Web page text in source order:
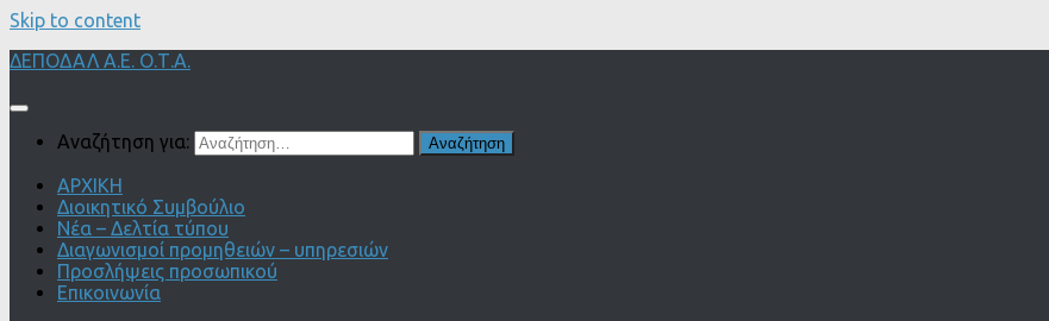
Skip to content
ΔΕΠΟΔΑΛ Α.Ε. Ο.Τ.Α.
Αναζήτηση για:
ΑΡΧΙΚΗ
Διοικητικό Συμβούλιο
Νέα – Δελτία τύπου
Διαγωνισμοί προμηθειών – υπηρεσιών
Προσλήψεις προσωπικού
Επικοινωνία